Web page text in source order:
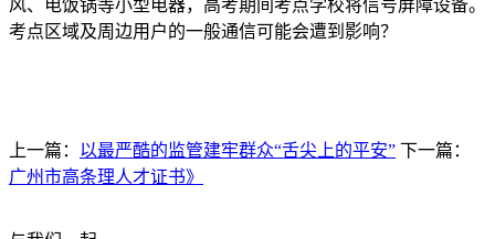
风、电饭锅等小型电器，高考期间考点学校将信号屏障设备。
考点区域及周边用户的一般通信可能会遭到影响？
上一篇： 以最严酷的监管建牢群众“舌尖上的平安” 下一篇：
广州市高条理人才证书》